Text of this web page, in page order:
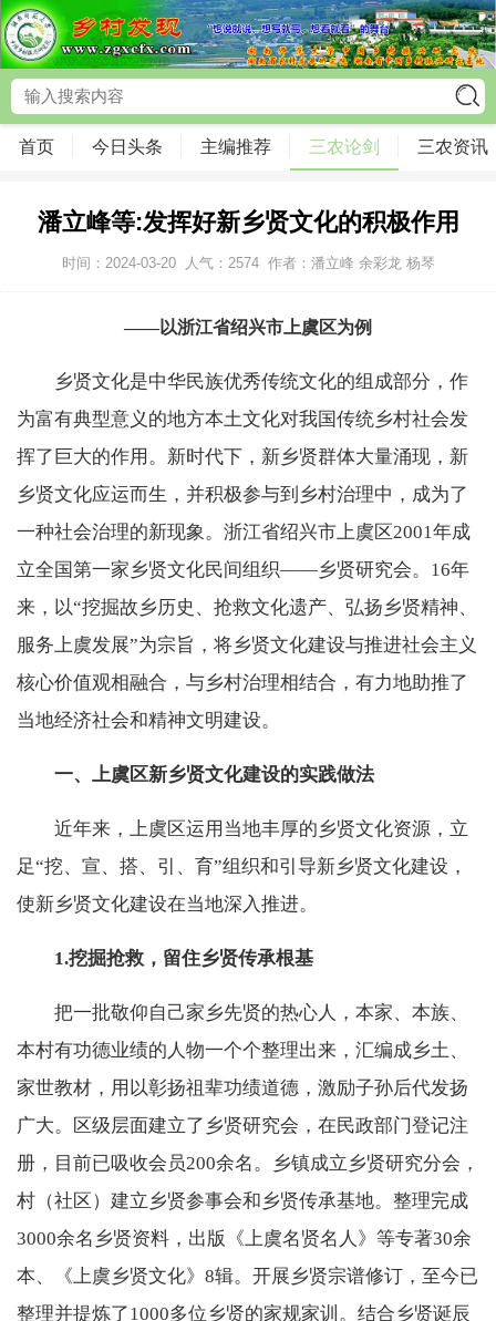
首页 今日头条 主编推荐 三农论剑 三农资讯
潘立峰等:发挥好新乡贤文化的积极作用
时间：2024-03-20 人气： 2574 作者：潘立峰 余彩龙 杨琴
——以浙江省绍兴市上虞区为例
乡贤文化是中华民族优秀传统文化的组成部分，作
为富有典型意义的地方本土文化对我国传统乡村社会发
挥了巨大的作用。新时代下，新乡贤群体大量涌现，新
乡贤文化应运而生，并积极参与到乡村治理中，成为了
一种社会治理的新现象。浙江省绍兴市上虞区2001年成
立全国第一家乡贤文化民间组织——乡贤研究会。16年
来，以“挖掘故乡历史、抢救文化遗产、弘扬乡贤精神、
服务上虞发展”为宗旨，将乡贤文化建设与推进社会主义
核心价值观相融合，与乡村治理相结合，有力地助推了
当地经济社会和精神文明建设。
一、上虞区新乡贤文化建设的实践做法
近年来，上虞区运用当地丰厚的乡贤文化资源，立
足“挖、宣、搭、引、育”组织和引导新乡贤文化建设，
使新乡贤文化建设在当地深入推进。
1.挖掘抢救，留住乡贤传承根基
把一批敬仰自己家乡先贤的热心人，本家、本族、
本村有功德业绩的人物一个个整理出来，汇编成乡土、
家世教材，用以彰扬祖辈功绩道德，激励子孙后代发扬
广大。区级层面建立了乡贤研究会，在民政部门登记注
册，目前已吸收会员200余名。乡镇成立乡贤研究分会，
村（社区）建立乡贤参事会和乡贤传承基地。整理完成
3000余名乡贤资料，出版《上虞名贤名人》等专著30余
本、《上虞乡贤文化》8辑。开展乡贤宗谱修订，至今已
整理并提炼了1000多位乡贤的家规家训。结合乡贤诞辰